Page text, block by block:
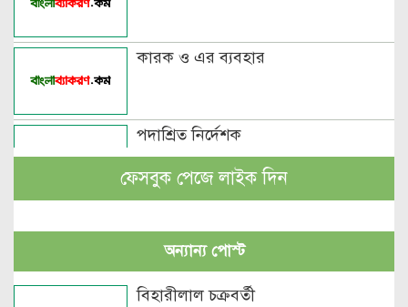
কারক ও এর ব্যবহার
পদাশ্রিত নির্দেশক
পুরুষবাচক শব্দের শেষে প্রত্যয় যোগে লিঙ্গ
ফেসবুক পেজে লাইক দিন
অন্যান্য পোস্ট
বিহারীলাল চক্রবর্তী